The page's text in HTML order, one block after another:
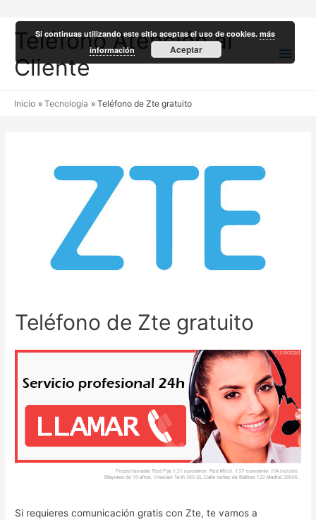
Teléfono Atención al
Cliente
Inicio Tecnología Teléfono de Zte gratuito
Teléfono de Zte gratuito
Si requieres comunicación gratis con Zte, te vamos a
Si continuas utilizando este sitio aceptas el uso de cookies.más
información
Aceptar